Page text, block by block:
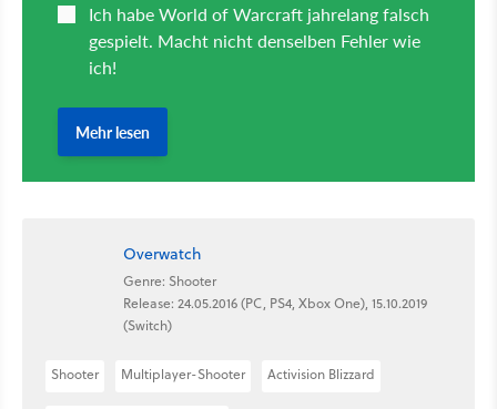
Overwatch
Genre: Shooter
Release: 24.05.2016 (PC, PS4, Xbox One), 15.10.2019
(Switch)
Shooter Multiplayer-Shooter Activision Blizzard